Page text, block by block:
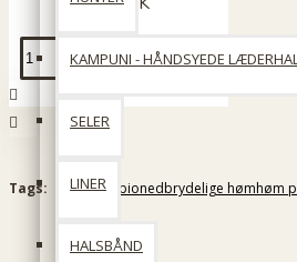
KAMPUNI - HÅNDSYEDE
SELER
LINER
HALSBÅND
Læg i kurv
Tags: Whesco bionedbrydelige hømhøm